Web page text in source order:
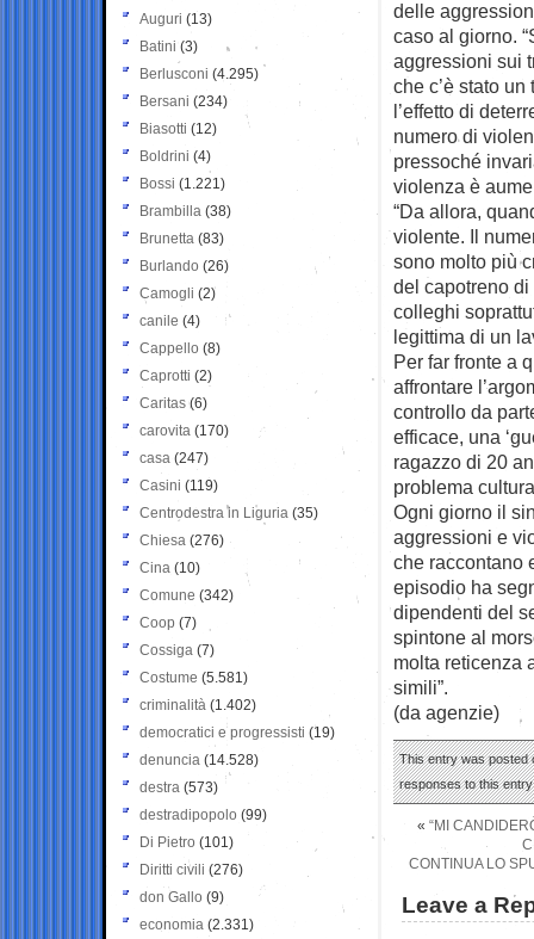
delle
caso al giorno.
aggressioni sui
che c’è stato
l’effetto di
numero di
pressoché
violenza è
“Da allora,
violente. Il
sono molto più
del capotreno
colleghi
legittima di un
Per far fronte a
affrontare
controllo da
efficace, una
ragazzo di 20
problema
Ogni giorno il
aggressioni e
che raccontano
episodio ha
dipendenti del
spintone al
molta reticenza
simili”.
(da agenzie)
This entry was posted
responses to this
« “MI
CONTINUA LO
Leave a
Auguri (13)
Batini (3)
Berlusconi (4.295)
Bersani (234)
Biasotti (12)
Boldrini (4)
Bossi (1.221)
Brambilla (38)
Brunetta (83)
Burlando (26)
Camogli (2)
canile (4)
Cappello (8)
Caprotti (2)
Caritas (6)
carovita (170)
casa (247)
Casini (119)
Centrodestra in Liguria (35)
Chiesa (276)
Cina (10)
Comune (342)
Coop (7)
Cossiga (7)
Costume (5.581)
criminalità (1.402)
democratici e progressisti (19)
denuncia (14.528)
destra (573)
destradipopolo (99)
Di Pietro (101)
Diritti civili (276)
don Gallo (9)
economia (2.331)